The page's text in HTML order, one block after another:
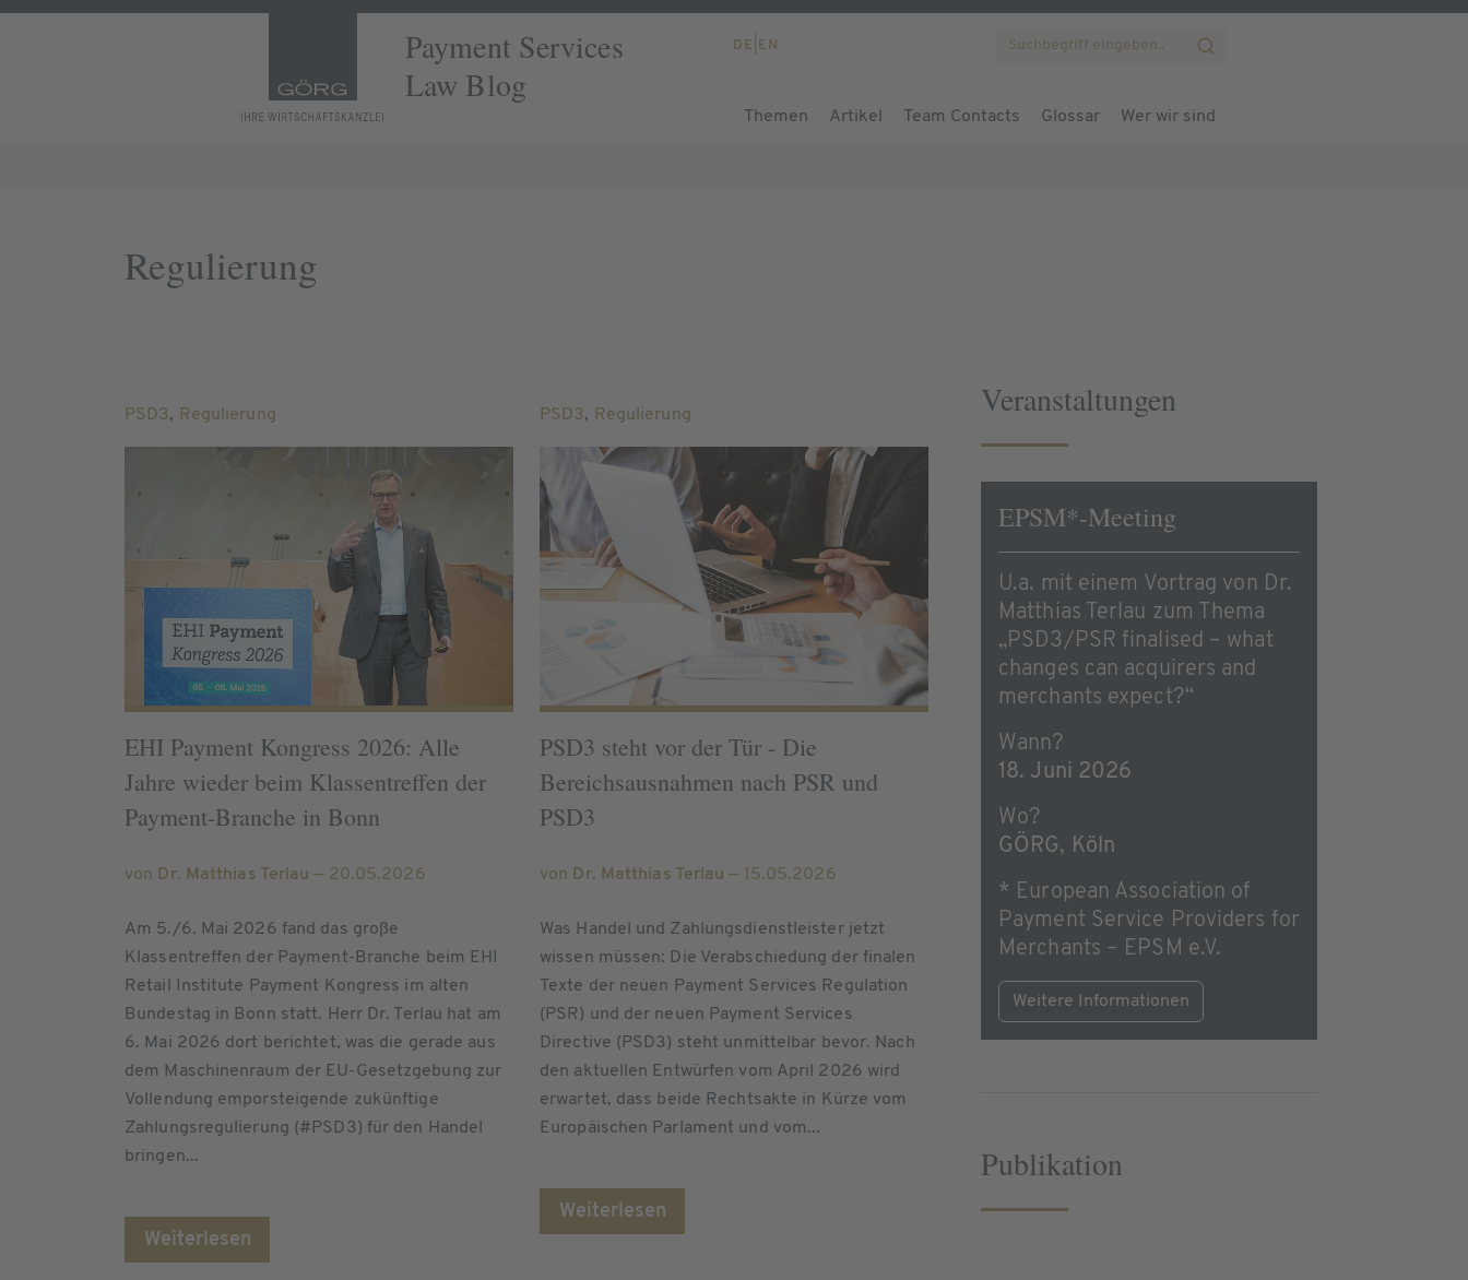
Payment Services
Law Blog
DE EN
Themen Artikel Team Contacts Glossar Wer wir sind
Regulierung
PSD3, Regulierung
EHI Payment Kongress 2026: Alle
Jahre wieder beim Klassentreffen der
Payment-Branche in Bonn
von Dr. Matthias Terlau — 20.05.2026
Am 5./6. Mai 2026 fand das große
Klassentreffen der Payment-Branche beim EHI
Retail Institute Payment Kongress im alten
Bundestag in Bonn statt. Herr Dr. Terlau hat am
6. Mai 2026 dort berichtet, was die gerade aus
dem Maschinenraum der EU-Gesetzgebung zur
Vollendung emporsteigende zukünftige
Zahlungsregulierung (#PSD3) für den Handel
bringen...
Weiterlesen
PSD3, Regulierung
PSD3 steht vor der Tür - Die
Bereichsausnahmen nach PSR und
PSD3
von Dr. Matthias Terlau — 15.05.2026
Was Handel und Zahlungsdienstleister jetzt
wissen müssen: Die Verabschiedung der finalen
Texte der neuen Payment Services Regulation
(PSR) und der neuen Payment Services
Directive (PSD3) steht unmittelbar bevor. Nach
den aktuellen Entwürfen vom April 2026 wird
erwartet, dass beide Rechtsakte in Kürze vom
Europäischen Parlament und vom...
Weiterlesen
Veranstaltungen
EPSM*-Meeting
U.a. mit einem Vortrag von Dr.
Matthias Terlau zum Thema
„PSD3/PSR finalised – what
changes can acquirers and
merchants expect?“
Wann?
18. Juni 2026
Wo?
GÖRG, Köln
* European Association of
Payment Service Providers for
Merchants – EPSM e.V.
Weitere Informationen
Publikation